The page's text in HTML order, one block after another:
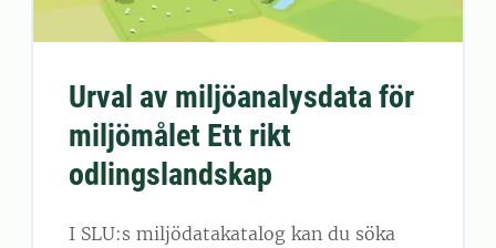
Urval av miljöanalysdata för
miljömålet Ett rikt
odlingslandskap
I SLU:s miljödatakatalog kan du söka